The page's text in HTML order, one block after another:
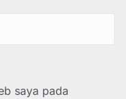
saya pada